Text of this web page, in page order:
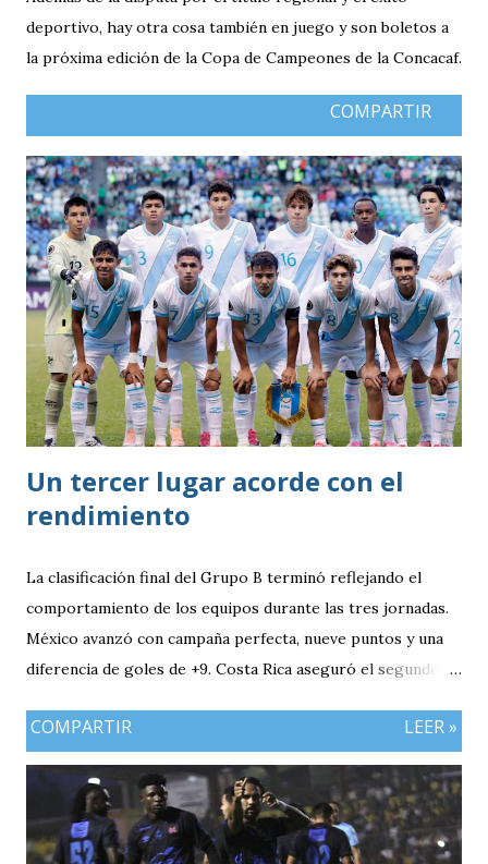
deportivo, hay otra cosa también en juego y son boletos a
la próxima edición de la Copa de Campeones de la Concacaf.
COMPARTIR
Un tercer lugar acorde con el
rendimiento
La clasificación final del Grupo B terminó reflejando el
comportamiento de los equipos durante las tres jornadas.
México avanzó con campaña perfecta, nueve puntos y una
diferencia de goles de +9. Costa Rica aseguró el segundo
tres puntos y diferencia de -1, mientras Antigua y Barbuda
dependió de otros resultados? Porque el equipo solo
consiguió imponer condiciones frente al rival más débil del
grupo. En los dos partidos que definían la clasificación fue
COMPARTIR LEER »